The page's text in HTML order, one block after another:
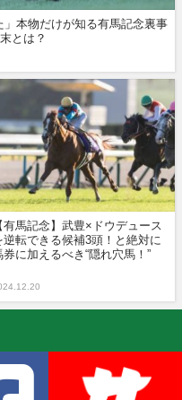
」本物だけが知る有馬記念裏事
とは？
有馬記念】武豊×ドウデュース
逆転できる候補3頭！と絶対に
券に加えるべき“隠れ穴馬！”